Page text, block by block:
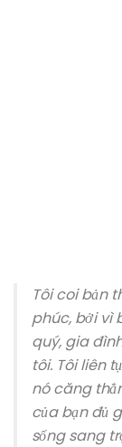
Tôi coi bản
phúc, bởi vì
quý, gia
tôi. Tôi liên
nó căng
của bạn đủ
sống sang